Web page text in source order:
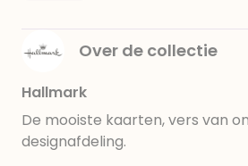
Over de collectie
Hallmark
De mooiste kaarten, vers van
designafdeling.